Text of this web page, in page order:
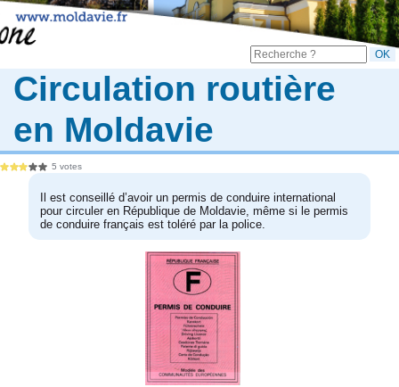
Circulation routière
en Moldavie
5 votes
Il est conseillé d’avoir un permis de conduire international
pour circuler en République de Moldavie, même si le permis
de conduire français est toléré par la police.